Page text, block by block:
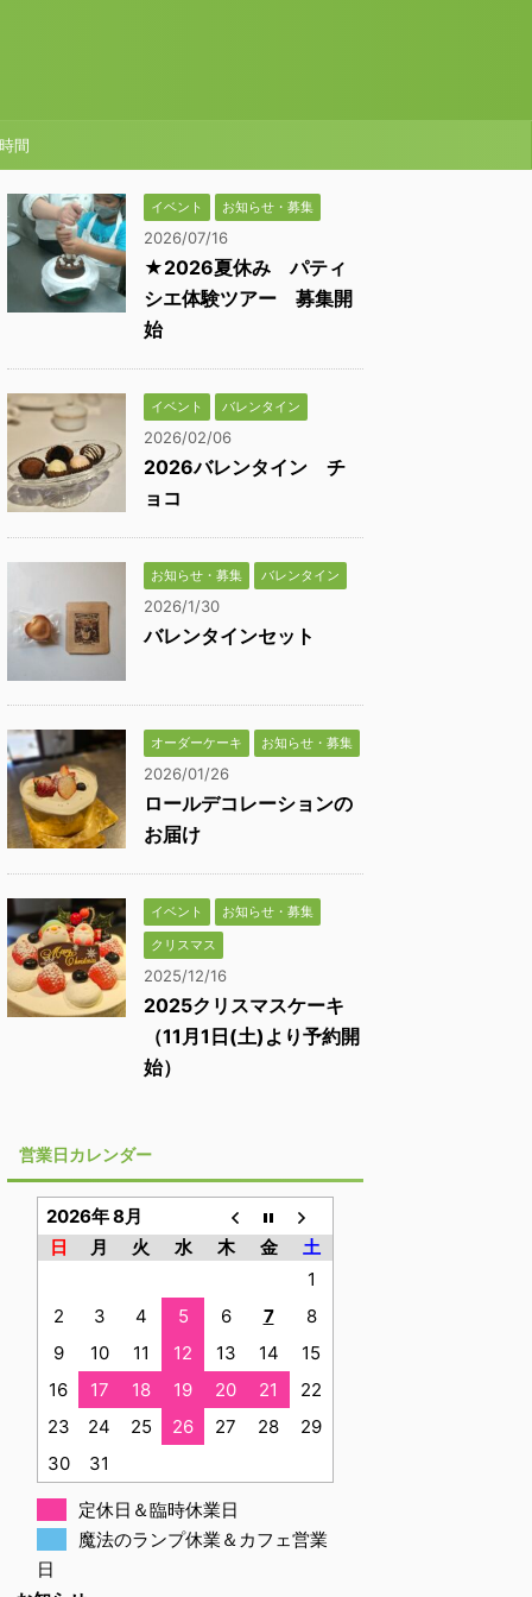
間
イベント お知らせ・募集
2026/07/16
★2026夏休み パティ
シエ体験ツアー 募集開
始
イベント バレンタイン
2026/02/06
2026バレンタイン チ
ョコ
お知らせ・募集 バレンタイン
2026/1/30
バレンタインセット
オーダーケーキ お知らせ・募集
2026/01/26
ロールデコレーションの
お届け
イベント
お知らせ・募集
クリスマス
2025/12/16
2025クリスマスケーキ
（11月1日(土)より予約開
始）
営業日カレンダー
2026年 8月
日
月 火 水 木 金
土
1
2
3 4 5 6 7
8
9
10 11 12 13 14
15
16
17 18 19 20 21
22
23
24 25 26 27 28
29
30
31
定休日＆臨時休業日
魔法のランプ休業＆カフェ営業
日